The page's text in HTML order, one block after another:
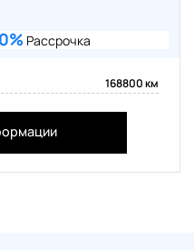
0% Рассрочка
168800 км